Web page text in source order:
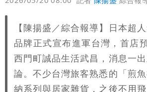
媒體人嘆：真的該緊張了
97萬網紅「肥大叔」驚傳
影曝 網驚覺不對
慈濟被騙10億！陳時中
勝：時間久看出睿智
兆基風暴｜前董座李建
最快今晚移送北檢複訊
【陳揚盛／綜合報導】日本超
品牌正式宣布進軍台灣，首店
西門町誠品生活武昌，消息一
論。不少台灣旅客熟悉的「煎
納系列與居家雜貨，之後不用